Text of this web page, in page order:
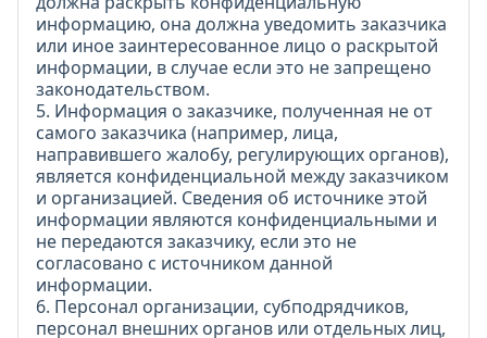
информацию, она должна уведомить заказчика
или иное заинтересованное лицо о раскрытой
информации, в случае если это не запрещено
законодательством.
5. Информация о заказчике, полученная не от
самого заказчика (например, лица,
направившего жалобу, регулирующих органов),
является конфиденциальной между заказчиком
и организацией. Сведения об источнике этой
информации являются конфиденциальными и
не передаются заказчику, если это не
согласовано с источником данной
информации.
6. Персонал организации, субподрядчиков,
персонал внешних органов или отдельных лиц,